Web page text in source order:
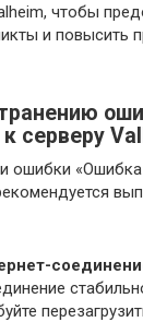
чтобы
и повысить
серверу
ошибки